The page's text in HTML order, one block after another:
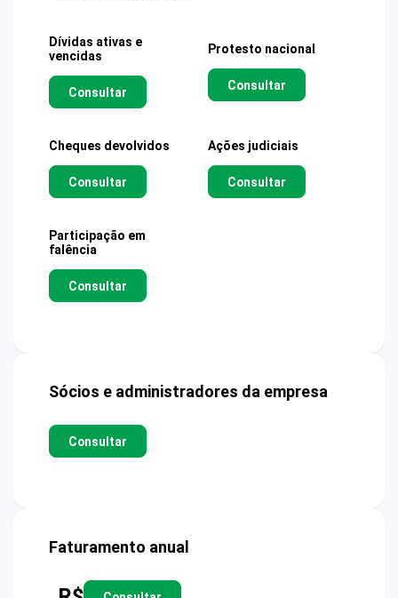
Dívidas ativas e
vencidas
Consultar
Protesto nacional
Consultar
Cheques devolvidos
Consultar
Ações judiciais
Consultar
Participação em
falência
Consultar
Sócios e administradores da empresa
Consultar
Faturamento anual